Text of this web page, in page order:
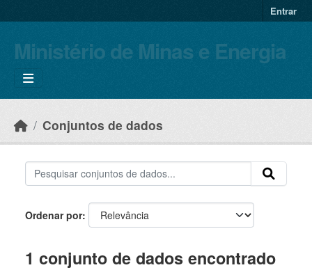
Entrar
Ministério de Minas e Energia
Conjuntos de dados
Ordenar por
1 conjunto de dados encontrado